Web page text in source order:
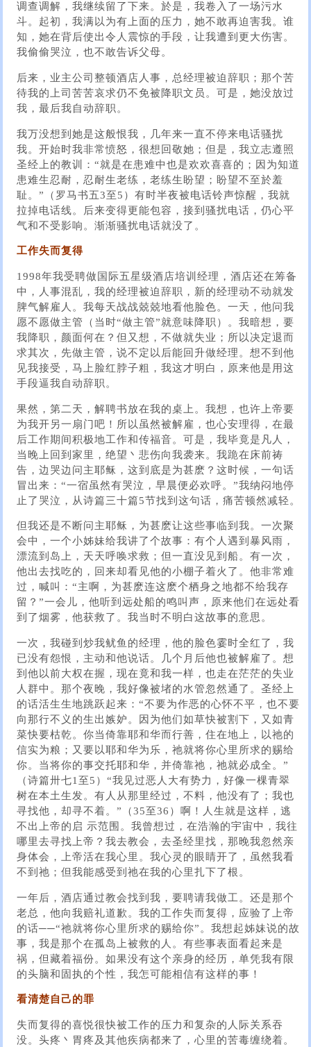
调查调解，我继续留了下来。於是，我卷入了一场污水
斗。起初，我满以为有上面的压力，她不敢再迫害我。谁
知，她在背后使出令人震惊的手段，让我遭到更大伤害。
我偷偷哭泣，也不敢告诉父母。
后来，业主公司整顿酒店人事，总经理被迫辞职；那个苦
待我的上司苦苦哀求仍不免被降职文员。可是，她没放过
我，最后我自动辞职。
我万没想到她是这般恨我，几年来一直不停来电话骚扰
我。开始时我非常愤怒，很想回敬她；但是，我立志遵照
圣经上的教训：“就是在患难中也是欢欢喜喜的；因为知道
患难生忍耐，忍耐生老练，老练生盼望；盼望不至於羞
耻。”（罗马书五3至5）有时半夜被电话铃声惊醒，我就
拉掉电话线。后来变得更能包容，接到骚扰电话，仍心平
气和不受影响。渐渐骚扰电话就没了。
工作失而复得
1998年我受聘做国际五星级酒店培训经理，酒店还在筹备
中，人事混乱，我的经理被迫辞职，新的经理动不动就发
脾气解雇人。我每天战战兢兢地看他脸色。一天，他问我
愿不愿做主管（当时“做主管”就意味降职）。我暗想，要
我降职，颜面何在？但又想，不做就失业；所以决定退而
求其次，先做主管，说不定以后能回升做经理。想不到他
见我接受，马上脸红脖子粗，我这才明白，原来他是用这
手段逼我自动辞职。
果然，第二天，解聘书放在我的桌上。我想，也许上帝要
为我开另一扇门吧！所以虽然被解雇，也心安理得，在最
后工作期间积极地工作和传福音。可是，我毕竟是凡人，
当晚上回到家里，绝望丶悲伤向我袭来。我跪在床前祷
告，边哭边问主耶稣，这到底是为甚麽？这时候，一句话
冒出来：“一宿虽然有哭泣，早晨便必欢呼。”我纳闷地停
止了哭泣，从诗篇三十篇5节找到这句话，痛苦顿然减轻。
但我还是不断问主耶稣，为甚麽让这些事临到我。一次聚
会中，一个小姊妹给我讲了个故事：有个人遇到暴风雨，
漂流到岛上，天天呼唤求救；但一直没见到船。有一次，
他出去找吃的，回来却看见他的小棚子着火了。他非常难
过，喊叫：“主啊，为甚麽连这麽个栖身之地都不给我存
留？”一会儿，他听到远处船的鸣叫声，原来他们在远处看
到了烟雾，他获救了。我当时不明白这故事的意思。
一次，我碰到炒我鱿鱼的经理，他的脸色霎时全红了，我
已没有怨恨，主动和他说话。几个月后他也被解雇了。想
到他以前大权在握，现在竟和我一样，也走在茫茫的失业
人群中。那个夜晚，我好像被堵的水管忽然通了。圣经上
的话活生生地跳跃起来：“不要为作恶的心怀不平，也不要
向那行不义的生出嫉妒。因为他们如草快被割下，又如青
菜快要枯乾。你当倚靠耶和华而行善，住在地上，以祂的
信实为粮；又要以耶和华为乐，祂就将你心里所求的赐给
你。当将你的事交托耶和华，并倚靠祂，祂就必成全。”
（诗篇卅七1至5）“我见过恶人大有势力，好像一棵青翠
树在本土生发。有人从那里经过，不料，他没有了；我也
寻找他，却寻不着。”（35至36）啊！人生就是这样，逃
不出上帝的启 示范围。我曾想过，在浩瀚的宇宙中，我往
哪里去寻找上帝？我去教会，去圣经里找，那晚我忽然亲
身体会，上帝活在我心里。我心灵的眼睛开了，虽然我看
不到祂；但我能感受到祂在我的心里扎下了根。
一年后，酒店通过教会找到我，要聘请我做工。还是那个
老总，他向我赔礼道歉。我的工作失而复得，应验了上帝
的话──“祂就将你心里所求的赐给你”。我想起姊妹说的故
事，我是那个在孤岛上被救的人。有些事表面看起来是
祸，但藏着福份。如果没有这个亲身的经历，单凭我有限
的头脑和固执的个性，我怎可能相信有这样的事！
看清楚自己的罪
失而复得的喜悦很快被工作的压力和复杂的人际关系吞
没。头疼丶胃疼及其他疾病都来了，心里的苦毒缠绕着。